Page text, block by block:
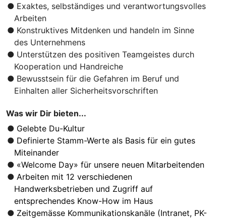
Exaktes, selbständiges und verantwortungsvolles
Arbeiten
Konstruktives Mitdenken und handeln im Sinne
des Unternehmens
Unterstützen des positiven Teamgeistes durch
Kooperation und Handreiche
Bewusstsein für die Gefahren im Beruf und
Einhalten aller Sicherheitsvorschriften
Was wir Dir bieten...
Gelebte Du-Kultur
Definierte Stamm-Werte als Basis für ein gutes
Miteinander
«Welcome Day» für unsere neuen Mitarbeitenden
Arbeiten mit 12 verschiedenen
Handwerksbetrieben und Zugriff auf
entsprechendes Know-How im Haus
Zeitgemässe Kommunikationskanäle (Intranet, PK-